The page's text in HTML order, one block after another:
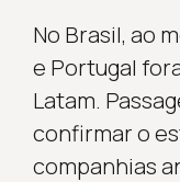
No Brasil, ao
e Portugal
Latam.
confirmar o
companhias